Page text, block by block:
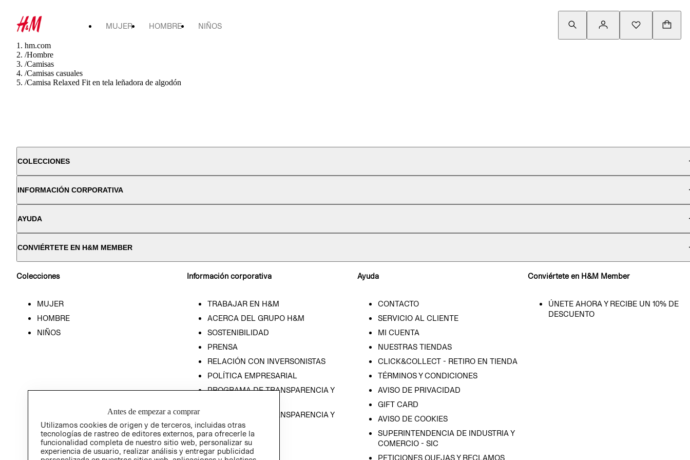
MUJER HOMBRE NIÑOS
hm.com
/Hombre
/Camisas
/Camisas casuales
/Camisa Relaxed Fit en tela leñadora de algodón
COLECCIONES
INFORMACIÓN CORPORATIVA
AYUDA
CONVIÉRTETE EN H&M MEMBER
Colecciones
MUJER
HOMBRE
NIÑOS
Información corporativa
TRABAJAR EN H&M
ACERCA DEL GRUPO H&M
SOSTENIBILIDAD
PRENSA
RELACIÓN CON INVERSONISTAS
POLÍTICA EMPRESARIAL
PROGRAMA DE TRANSPARENCIA Y
PROGRAMA DE TRANSPARENCIA Y
ÉTICA (INGLÉS)
Ayuda
CONTACTO
SERVICIO AL CLIENTE
MI CUENTA
NUESTRAS TIENDAS
CLICK&COLLECT - RETIRO EN TIENDA
TÉRMINOS Y CONDICIONES
AVISO DE PRIVACIDAD
GIFT CARD
AVISO DE COOKIES
SUPERINTENDENCIA DE INDUSTRIA Y
COMERCIO - SIC
PETICIONES QUEJAS Y RECLAMOS
Conviértete en H&M Member
ÚNETE AHORA Y RECIBE UN 10% DE
DESCUENTO
Antes de empezar a comprar
Utilizamos cookies de origen y de terceros, incluidas otras
tecnologías de rastreo de editores externos, para ofrecerle la
funcionalidad completa de nuestro sitio web, personalizar su
experiencia de usuario, realizar análisis y entregar publicidad